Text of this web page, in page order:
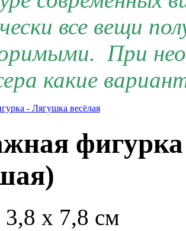
все вещи
При
какие
- Лягушка весёлая
3,8 х 7,8 см